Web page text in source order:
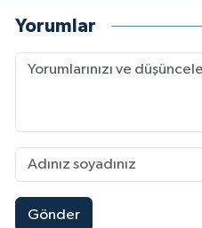
Yorumlar
Gönder